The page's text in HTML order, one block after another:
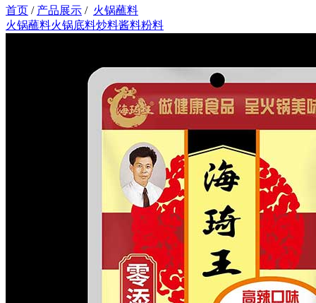
首页 / 产品展示 / 火锅蘸料
火锅蘸料火锅底料炒料酱料粉料